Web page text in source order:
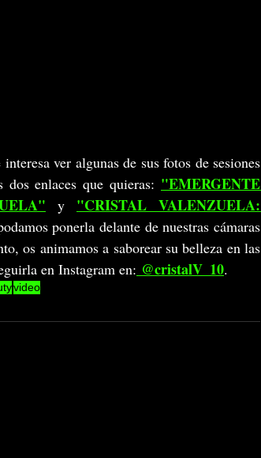
ver algunas de sus fotos de sesiones
enlaces que quieras: "EMERGENTE
y "CRISTAL VALENZUELA:
ponerla delante de nuestras cámaras
os animamos a saborear su belleza en las
en Instagram en: @cristalV_10.
video